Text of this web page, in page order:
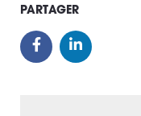
PARTAGER